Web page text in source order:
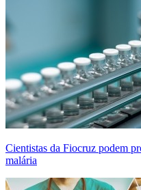
Cientistas da Fiocruz podem
malária